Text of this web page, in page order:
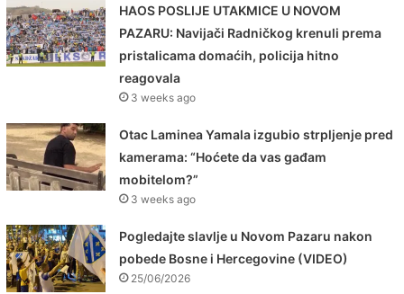
HAOS POSLIJE UTAKMICE U NOVOM
PAZARU: Navijači Radničkog krenuli prema
pristalicama domaćih, policija hitno
reagovala
3 weeks ago
Otac Laminea Yamala izgubio strpljenje pred
kamerama: “Hoćete da vas gađam
mobitelom?”
3 weeks ago
Pogledajte slavlje u Novom Pazaru nakon
pobede Bosne i Hercegovine (VIDEO)
25/06/2026